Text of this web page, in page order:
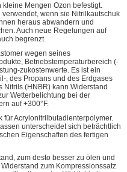
Mengen Ozon befestigt.
wenn sie Nitrilkautschuk
heraus abwandern und
Auch neue Regelungen auf
begrenzt.
wegen seines
Betriebstemperaturbereich (-
zukostenwerte. Es ist ein
, des Propans und des Erdgases
Nitrils (HNBR) kann Widerstand
Wetterbelichtung bei der
auf +300°F.
für Acrylonitrilbutadienterpolymer.
unterscheidet sich beträchtlich
Eigenschaften des fertigen
zum desto besser zu ölen und
zum Kompressionssatz